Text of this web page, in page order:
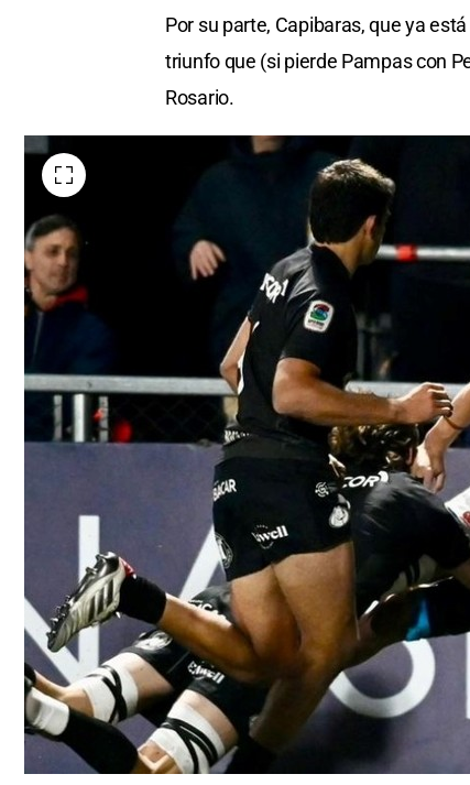
Por su parte, Capibaras, que ya
triunfo que (si pierde Pampas con
Rosario.